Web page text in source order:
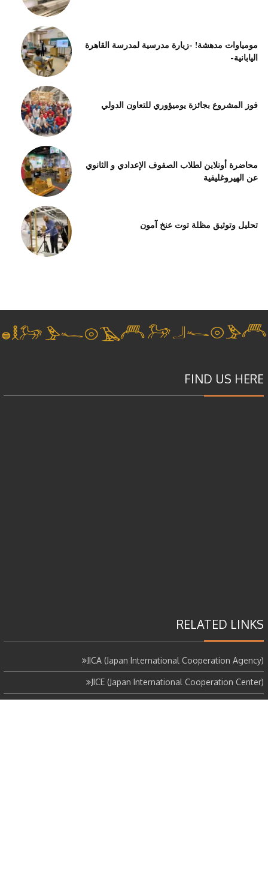
مومياوات مدهشة! -زيارة مدرسية لمدرسة القاهرة
اليابانية-
فوز المشروع بجائزة يوميؤوري للتعاون الدولي
محاضرة أونلاين لطلاب الصفوف الإعدادي و الثانوي
عن الهيروغليفية
تحليل وتوثيق مظلة توت عنخ آمون
FIND US HERE
RELATED LINKS
JICA (Japan International Cooperation Agency)
JICE (Japan International Cooperation Center)